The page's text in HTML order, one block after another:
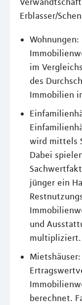
Erblasser/
Wohnungen:
im
des
Immobilien
wird mittels
Dabei
jünger ein
und
multipliziert.
berechnet.